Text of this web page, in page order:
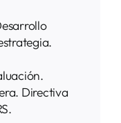
Directiva